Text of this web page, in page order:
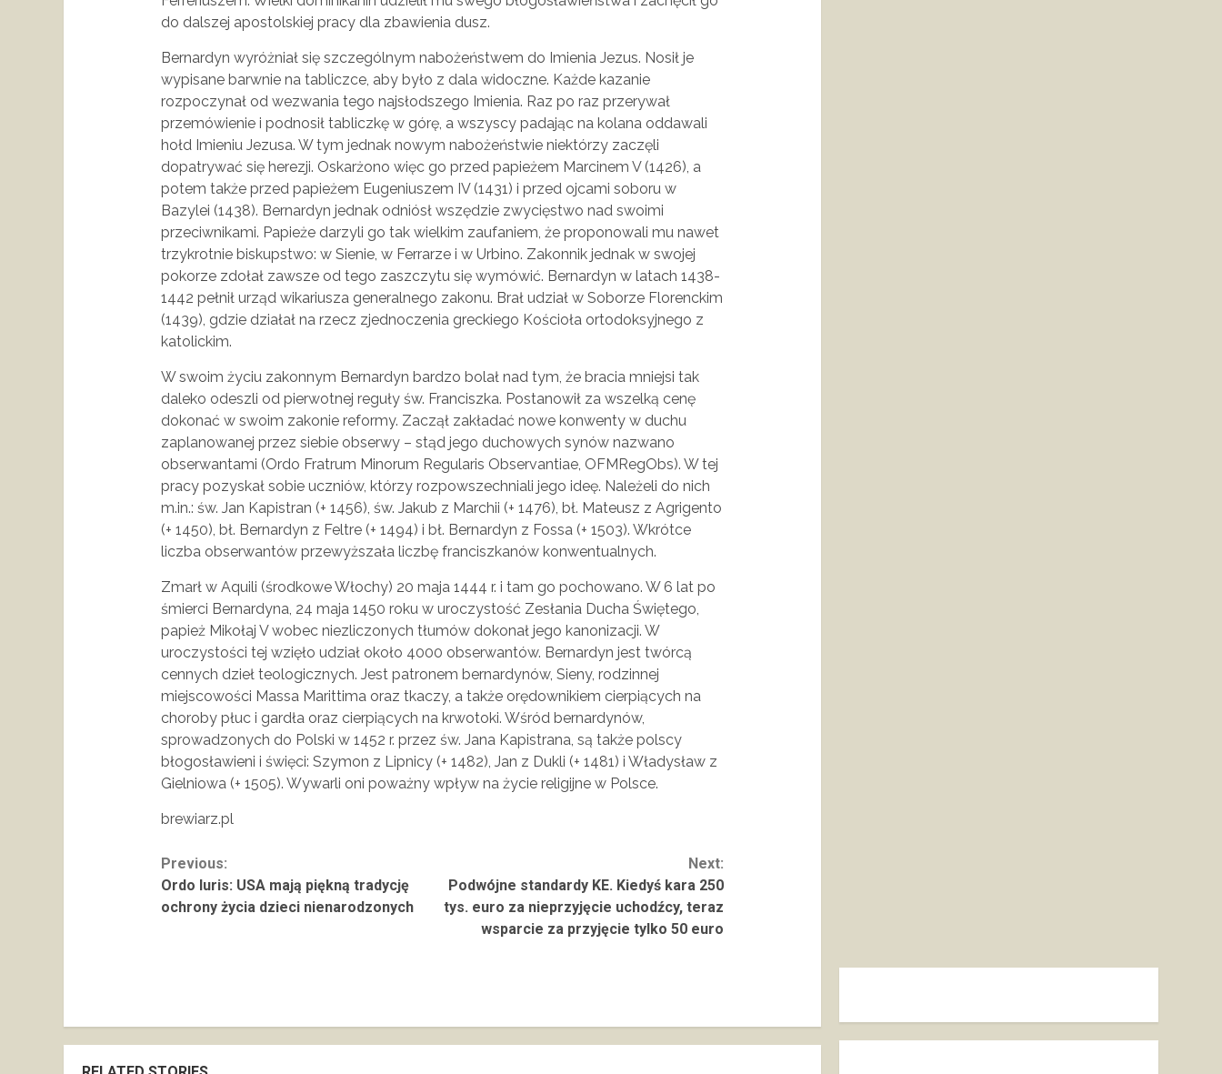
do dalszej apostolskiej pracy dla zbawienia dusz.
Bernardyn wyróżniał się szczególnym nabożeństwem do Imienia Jezus. Nosił je
wypisane barwnie na tabliczce, aby było z dala widoczne. Każde kazanie
rozpoczynał od wezwania tego najsłodszego Imienia. Raz po raz przerywał
przemówienie i podnosił tabliczkę w górę, a wszyscy padając na kolana oddawali
hołd Imieniu Jezusa. W tym jednak nowym nabożeństwie niektórzy zaczęli
dopatrywać się herezji. Oskarżono więc go przed papieżem Marcinem V (1426), a
potem także przed papieżem Eugeniuszem IV (1431) i przed ojcami soboru w
Bazylei (1438). Bernardyn jednak odniósł wszędzie zwycięstwo nad swoimi
przeciwnikami. Papieże darzyli go tak wielkim zaufaniem, że proponowali mu nawet
trzykrotnie biskupstwo: w Sienie, w Ferrarze i w Urbino. Zakonnik jednak w swojej
pokorze zdołał zawsze od tego zaszczytu się wymówić. Bernardyn w latach 1438-
1442 pełnił urząd wikariusza generalnego zakonu. Brał udział w Soborze Florenckim
(1439), gdzie działał na rzecz zjednoczenia greckiego Kościoła ortodoksyjnego z
katolickim.
W swoim życiu zakonnym Bernardyn bardzo bolał nad tym, że bracia mniejsi tak
daleko odeszli od pierwotnej reguły św. Franciszka. Postanowił za wszelką cenę
dokonać w swoim zakonie reformy. Zaczął zakładać nowe konwenty w duchu
zaplanowanej przez siebie obserwy – stąd jego duchowych synów nazwano
obserwantami (Ordo Fratrum Minorum Regularis Observantiae, OFMRegObs). W tej
pracy pozyskał sobie uczniów, którzy rozpowszechniali jego ideę. Należeli do nich
m.in.: św. Jan Kapistran (+ 1456), św. Jakub z Marchii (+ 1476), bł. Mateusz z Agrigento
(+ 1450), bł. Bernardyn z Feltre (+ 1494) i bł. Bernardyn z Fossa (+ 1503). Wkrótce
liczba obserwantów przewyższała liczbę franciszkanów konwentualnych.
Zmarł w Aquili (środkowe Włochy) 20 maja 1444 r. i tam go pochowano. W 6 lat po
śmierci Bernardyna, 24 maja 1450 roku w uroczystość Zesłania Ducha Świętego,
papież Mikołaj V wobec niezliczonych tłumów dokonał jego kanonizacji. W
uroczystości tej wzięło udział około 4000 obserwantów. Bernardyn jest twórcą
cennych dzieł teologicznych. Jest patronem bernardynów, Sieny, rodzinnej
miejscowości Massa Marittima oraz tkaczy, a także orędownikiem cierpiących na
choroby płuc i gardła oraz cierpiących na krwotoki. Wśród bernardynów,
sprowadzonych do Polski w 1452 r. przez św. Jana Kapistrana, są także polscy
błogosławieni i święci: Szymon z Lipnicy (+ 1482), Jan z Dukli (+ 1481) i Władysław z
Gielniowa (+ 1505). Wywarli oni poważny wpływ na życie religijne w Polsce.
brewiarz.pl
Continue
Reading
Previous:
Ordo Iuris: USA mają piękną tradycję
ochrony życia dzieci nienarodzonych
Next:
Podwójne standardy KE. Kiedyś kara 250
tys. euro za nieprzyjęcie uchodźcy, teraz
wsparcie za przyjęcie tylko 50 euro